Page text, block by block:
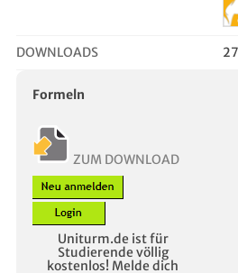
DOWNLOADS 27
Formeln
ZUM DOWNLOAD
Uniturm.de ist für
Studierende völlig
kostenlos! Melde dich